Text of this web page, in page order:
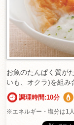
お魚のたんぱく質が
いも、オクラ)を組み
調理時間:10分
※エネルギー・塩分は1